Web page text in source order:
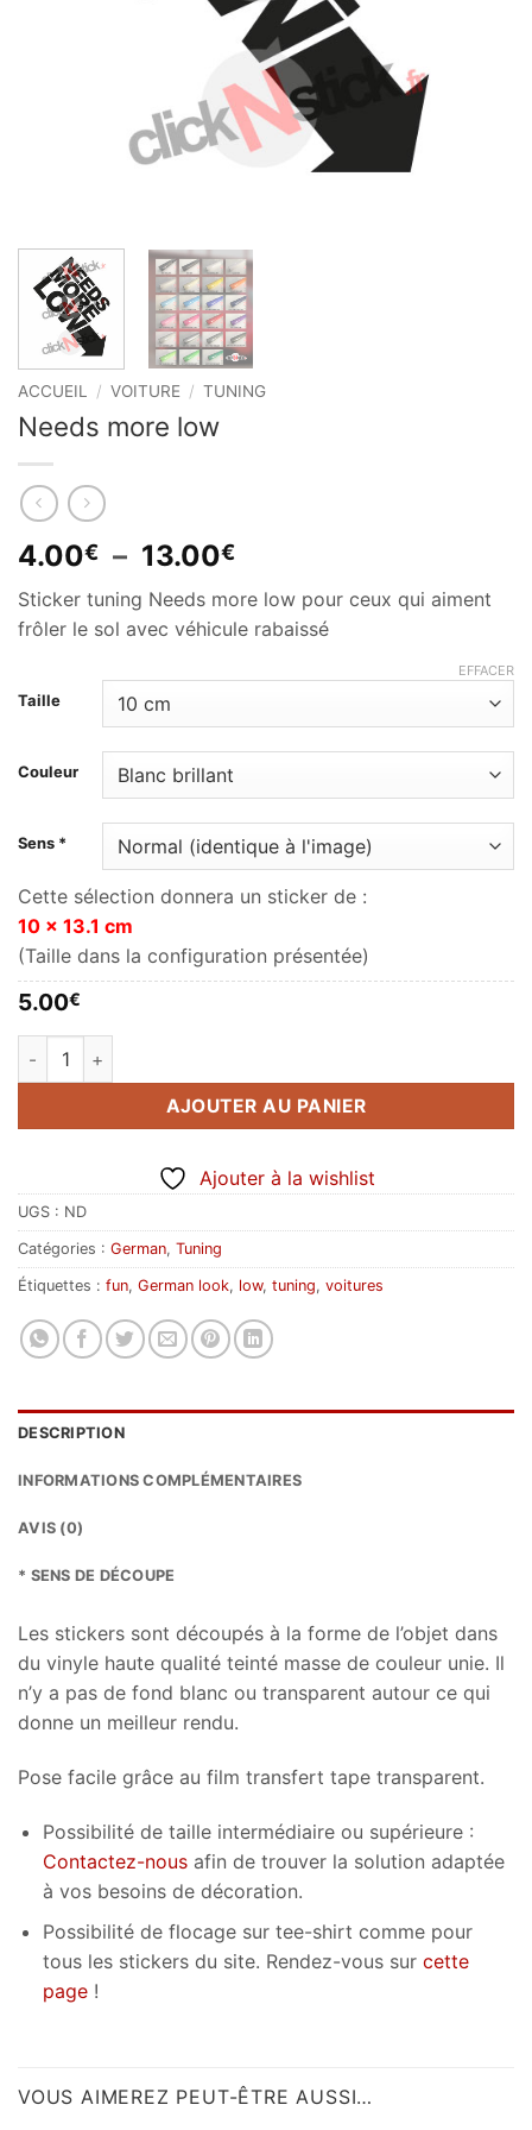
ACCUEIL / VOITURE / TUNING
Needs more low
4.00€ – 13.00€Plage
prix :
4.00€
Sticker tuning Needs more low pour ceux qui aiment
frôler le sol avec véhicule rabaissé
Taille
Couleur
Sens *
EFFACER
Cette sélection donnera un sticker de :
10 x 13.1 cm
(Taille dans la configuration présentée)
5.00€
quantité de Needs more low
AJOUTER AU PANIER
Ajouter à la wishlist
UGS : ND
Catégories : German, Tuning
Étiquettes : fun, German look, low, tuning, voitures
DESCRIPTION
INFORMATIONS COMPLÉMENTAIRES
AVIS (0)
* SENS DE DÉCOUPE
Les stickers sont découpés à la forme de l’objet dans
du vinyle haute qualité teinté masse de couleur unie. Il
n’y a pas de fond blanc ou transparent autour ce qui
donne un meilleur rendu.
Pose facile grâce au film transfert tape transparent.
Possibilité de taille intermédiaire ou supérieure :
Contactez-nousafin de trouver la solution adaptée
à vos besoins de décoration.
Possibilité de flocage sur tee-shirt comme pour
tous les stickers du site. Rendez-vous sur cette
page!
VOUS AIMEREZ PEUT-ÊTRE AUSSI…